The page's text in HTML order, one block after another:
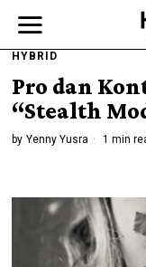
HYBRID
Pro dan
“Stealth
by Yenny Yusra 1 min